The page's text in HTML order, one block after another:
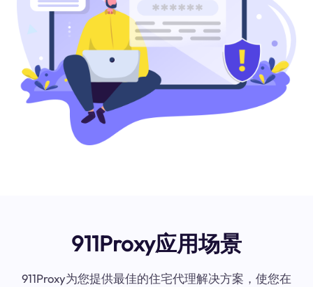
911Proxy应用场景
911Proxy为您提供最佳的住宅代理解决方案，使您在